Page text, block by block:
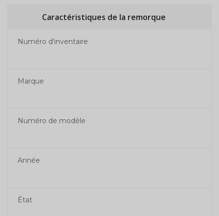
Caractéristiques de la remorque
Numéro d'inventaire
Marque
Numéro de modèle
Année
État